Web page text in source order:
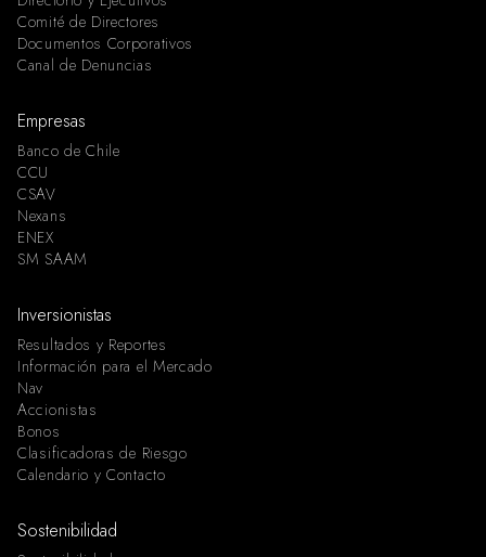
Comité de Directores
Documentos Corporativos
Canal de Denuncias
Empresas
Banco de Chile
CCU
CSAV
Nexans
ENEX
SM SAAM
Inversionistas
Resultados y Reportes
Información para el Mercado
Nav
Accionistas
Bonos
Clasificadoras de Riesgo
Calendario y Contacto
Sostenibilidad